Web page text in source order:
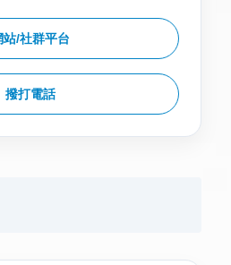
站/社群平台
撥打電話